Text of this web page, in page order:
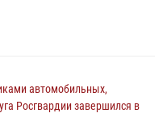
автомобильных,
Росгвардии завершился в